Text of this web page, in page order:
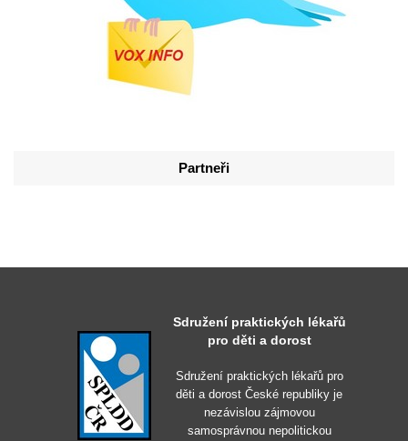
Partneři
Sdružení praktických lékařů
pro děti a dorost
Sdružení praktických lékařů pro
děti a dorost České republiky je
nezávislou zájmovou
samosprávnou nepolitickou